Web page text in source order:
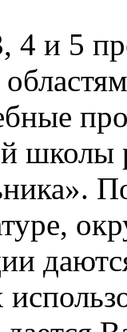
и 5
школы